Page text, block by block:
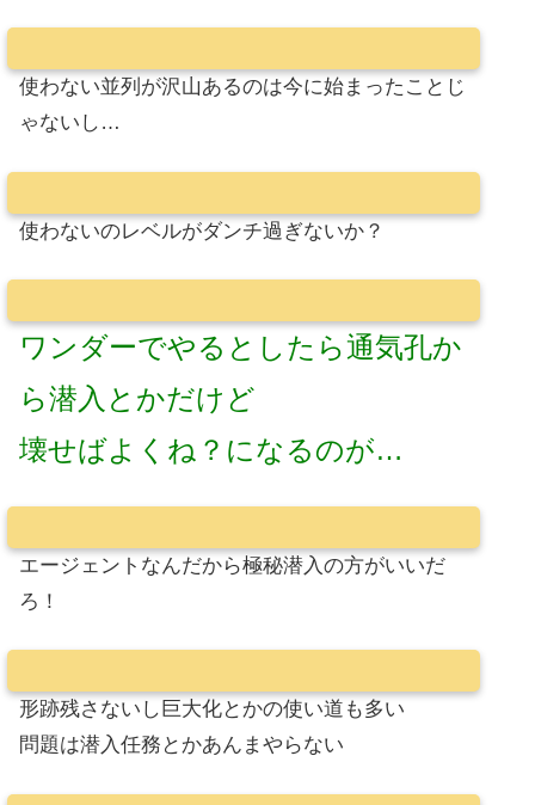
使わない並列が沢山あるのは今に始まったことじ
ゃないし…
使わないのレベルがダンチ過ぎないか？
ワンダーでやるとしたら通気孔か
ら潜入とかだけど
壊せばよくね？になるのが…
エージェントなんだから極秘潜入の方がいいだ
ろ！
形跡残さないし巨大化とかの使い道も多い
問題は潜入任務とかあんまやらない